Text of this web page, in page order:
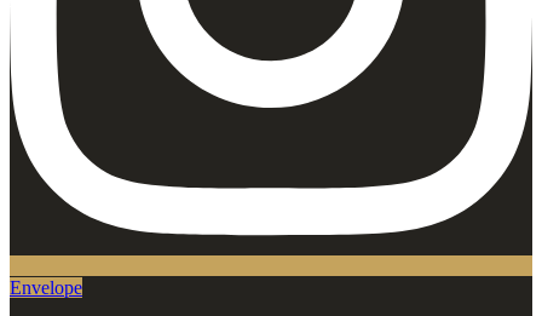
Envelope